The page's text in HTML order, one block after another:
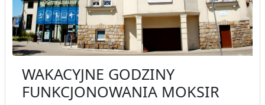
WAKACYJNE GODZINY
FUNKCJONOWANIA MOKSIR